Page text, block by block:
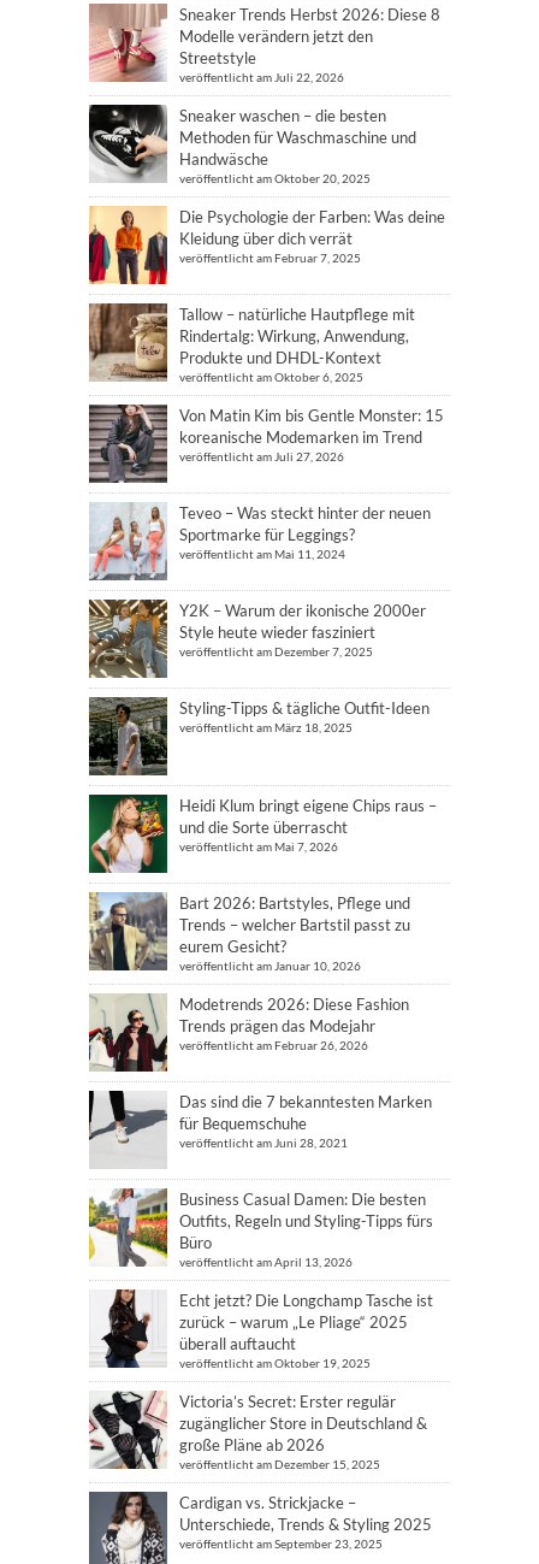
Sneaker Trends Herbst 2026: Diese 8
Modelle verändern jetzt den
Streetstyle
veröffentlicht am Juli 22, 2026
Sneaker waschen – die besten
Methoden für Waschmaschine und
Handwäsche
veröffentlicht am Oktober 20, 2025
Die Psychologie der Farben: Was deine
Kleidung über dich verrät
veröffentlicht am Februar 7, 2025
Tallow – natürliche Hautpflege mit
Rindertalg: Wirkung, Anwendung,
Produkte und DHDL-Kontext
veröffentlicht am Oktober 6, 2025
Von Matin Kim bis Gentle Monster: 15
koreanische Modemarken im Trend
veröffentlicht am Juli 27, 2026
Teveo – Was steckt hinter der neuen
Sportmarke für Leggings?
veröffentlicht am Mai 11, 2024
Y2K – Warum der ikonische 2000er
Style heute wieder fasziniert
veröffentlicht am Dezember 7, 2025
Styling-Tipps & tägliche Outfit-Ideen
veröffentlicht am März 18, 2025
Heidi Klum bringt eigene Chips raus –
und die Sorte überrascht
veröffentlicht am Mai 7, 2026
Bart 2026: Bartstyles, Pflege und
Trends – welcher Bartstil passt zu
eurem Gesicht?
veröffentlicht am Januar 10, 2026
Modetrends 2026: Diese Fashion
Trends prägen das Modejahr
veröffentlicht am Februar 26, 2026
Das sind die 7 bekanntesten Marken
für Bequemschuhe
veröffentlicht am Juni 28, 2021
Business Casual Damen: Die besten
Outfits, Regeln und Styling-Tipps fürs
Büro
veröffentlicht am April 13, 2026
Echt jetzt? Die Longchamp Tasche ist
zurück – warum „Le Pliage“ 2025
überall auftaucht
veröffentlicht am Oktober 19, 2025
Victoria’s Secret: Erster regulär
zugänglicher Store in Deutschland &
große Pläne ab 2026
veröffentlicht am Dezember 15, 2025
Cardigan vs. Strickjacke –
Unterschiede, Trends & Styling 2025
veröffentlicht am September 23, 2025